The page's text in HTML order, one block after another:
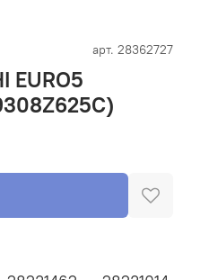
арт. 28362727
EURO5